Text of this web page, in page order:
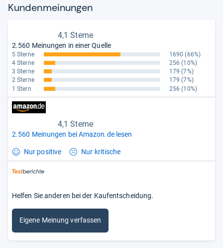
Kun­den­mei­nun­gen
4,1 Sterne
2.560 Meinungen in einer Quelle
5 Sterne 1690 (66%)
4 Sterne
256 (10%)
3 Sterne
179 (7%)
2 Sterne
179 (7%)
1 Stern
256 (10%)
4,1 Sterne
2.560 Meinungen bei Amazon.de lesen
Nur positive Nur kritische
Helfen Sie anderen bei der Kaufentscheidung.
Eigene Meinung verfassen